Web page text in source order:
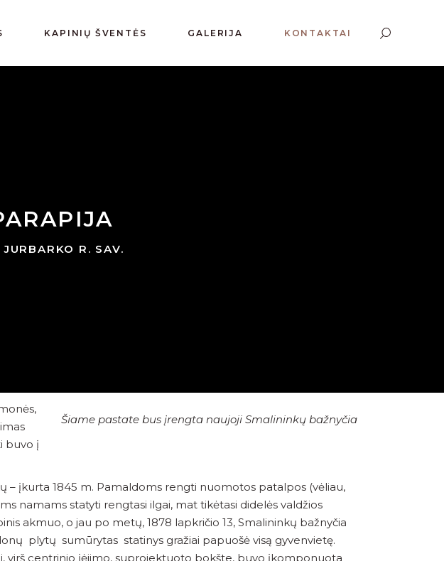
KAPINIŲ ŠVENTĖS GALERIJA KONTAKTAI
R. SAV.
Šiame pastate bus įrengta naujoji Smalininkų bažnyčia
buvo į
– įkurta 1845 m. Pamaldoms rengti nuomotos patalpos (vėliau,
namams statyti rengtasi ilgai, mat tikėtasi didelės valdžios
akmuo, o jau po metų, 1878 lapkričio 13, Smalininkų bažnyčia
plytų sumūrytas statinys gražiai papuošė visą gyvenvietę.
virš centrinio įėjimo, suprojektuoto bokšte, buvo įkomponuota